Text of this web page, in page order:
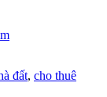
đất, cho thuê